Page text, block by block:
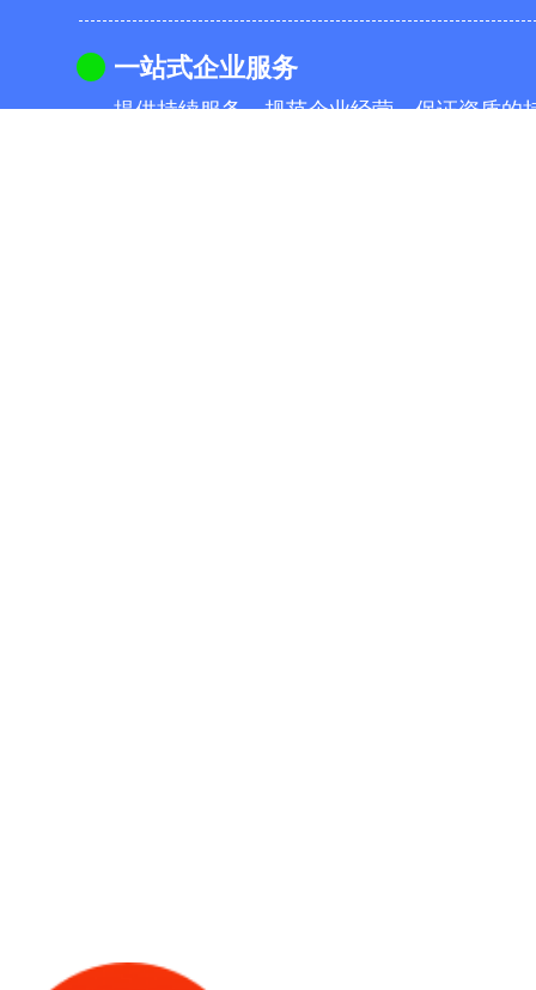
一站式企业服务
提供持续服务，规范企业经营，保证资质的